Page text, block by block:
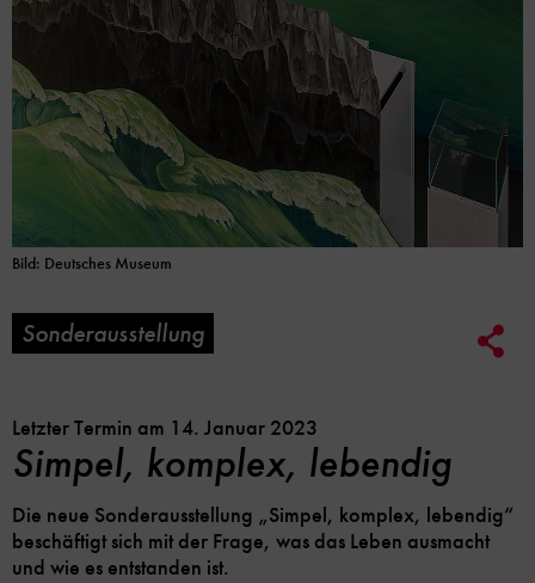
Bild: Deutsches Museum
Sonderausstellung
Letzter Termin am 14. Januar 2023
Simpel, komplex, lebendig
Die neue Sonderausstellung „Simpel, komplex, lebendig“
beschäftigt sich mit der Frage, was das Leben ausmacht
und wie es entstanden ist.